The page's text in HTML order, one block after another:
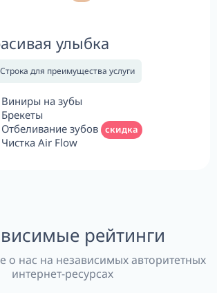
улыбка
Строка для преимущества услуги
Виниры на зубы
Брекеты
Отбеливание зубов скидка
Чистка Air Flow
рейтинги
о нас на независимых авторитетных
интернет-ресурсах